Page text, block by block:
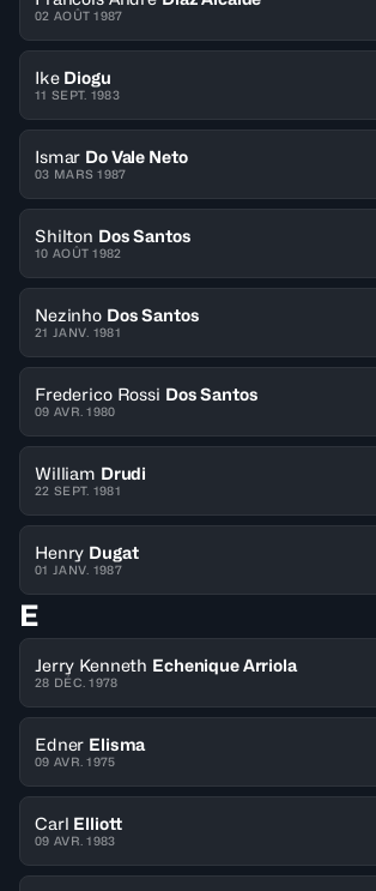
02 AOÛT 1987
Ike Diogu
11 SEPT. 1983
Ismar Do Vale Neto
03 MARS 1987
Shilton Dos Santos
10 AOÛT 1982
Nezinho Dos Santos
21 JANV. 1981
Frederico Rossi Dos Santos
09 AVR. 1980
William Drudi
22 SEPT. 1981
Henry Dugat
01 JANV. 1987
E
Jerry Kenneth Echenique Arriola
28 DÉC. 1978
Edner Elisma
09 AVR. 1975
Carl Elliott
09 AVR. 1983